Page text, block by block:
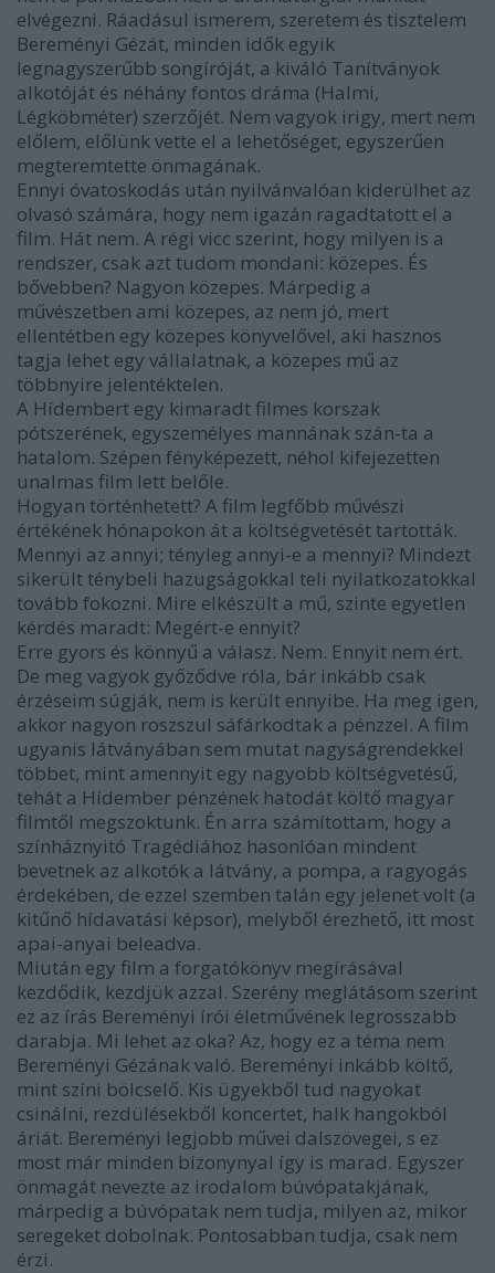
elvégezni. Ráadásul ismerem, szeretem és tisztelem
Bereményi Gézát, minden idők egyik
legnagyszerűbb songíróját, a kiváló Tanítványok
alkotóját és néhány fontos dráma (Halmi,
Légköbméter) szerzőjét. Nem vagyok irigy, mert nem
előlem, előlünk vette el a lehetőséget, egyszerűen
megteremtette önmagának.
Ennyi óvatoskodás után nyilvánvalóan kiderülhet az
olvasó számára, hogy nem igazán ragadtatott el a
film. Hát nem. A régi vicc szerint, hogy milyen is a
rendszer, csak azt tudom mondani: közepes. És
bővebben? Nagyon közepes. Márpedig a
művészetben ami közepes, az nem jó, mert
ellentétben egy közepes könyvelővel, aki hasznos
tagja lehet egy vállalatnak, a közepes mű az
többnyire jelentéktelen.
A Hídembert egy kimaradt filmes korszak
pótszerének, egyszemélyes mannának szán-ta a
hatalom. Szépen fényképezett, néhol kifejezetten
unalmas film lett belőle.
Hogyan történhetett? A film legfőbb művészi
értékének hónapokon át a költségvetését tartották.
Mennyi az annyi; tényleg annyi-e a mennyi? Mindezt
sikerült ténybeli hazugságokkal teli nyilatkozatokkal
tovább fokozni. Mire elkészült a mű, szinte egyetlen
kérdés maradt: Megért-e ennyit?
Erre gyors és könnyű a válasz. Nem. Ennyit nem ért.
De meg vagyok győződve róla, bár inkább csak
érzéseim súgják, nem is került ennyibe. Ha meg igen,
akkor nagyon roszszul sáfárkodtak a pénzzel. A film
ugyanis látványában sem mutat nagyságrendekkel
többet, mint amennyit egy nagyobb költségvetésű,
tehát a Hídember pénzének hatodát költő magyar
filmtől megszoktunk. Én arra számítottam, hogy a
színháznyitó Tragédiához hasonlóan mindent
bevetnek az alkotók a látvány, a pompa, a ragyogás
érdekében, de ezzel szemben talán egy jelenet volt (a
kitűnő hídavatási képsor), melyből érezhető, itt most
apai-anyai beleadva.
Miután egy film a forgatókönyv megírásával
kezdődik, kezdjük azzal. Szerény meglátásom szerint
ez az írás Bereményi írói életművének legrosszabb
darabja. Mi lehet az oka? Az, hogy ez a téma nem
Bereményi Gézának való. Bereményi inkább költő,
mint színi bölcselő. Kis ügyekből tud nagyokat
csinálni, rezdülésekből koncertet, halk hangokból
áriát. Bereményi legjobb művei dalszövegei, s ez
most már minden bizonynyal így is marad. Egyszer
önmagát nevezte az irodalom búvópatakjának,
márpedig a búvópatak nem tudja, milyen az, mikor
seregeket dobolnak. Pontosabban tudja, csak nem
érzi.